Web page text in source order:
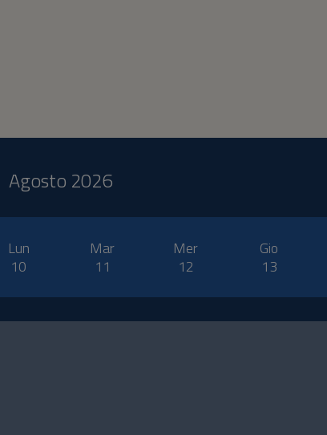
Agosto 2026
Lun
10
Mar
11
Mer
12
Gio
13